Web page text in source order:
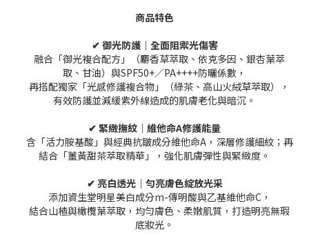
商品特色
✔ 御光防護｜全面阻禦光傷害
融合「御光複合配方」（麝香草萃取、依克多因、銀杏葉萃
取、甘油）與SPF50+／PA++++防曬係數，
再搭配獨家「光感修護複合物」（綠茶、高山火絨草萃取），
有效防護並減緩紫外線造成的肌膚老化與暗沉。
✔ 緊緻撫紋｜維他命A修護能量
含「活力胺基酸」與經典抗皺成分維他命A，深層修護細紋；再
結合「薑黃甜茶萃取精華」，強化肌膚彈性與緊緻度。
✔ 亮白透光｜勻亮膚色綻放光采
添加資生堂明星美白成分m-傳明酸與乙基維他命C，
結合山楂與橄欖葉萃取，均勻膚色、柔嫩肌質，打造明亮無瑕
底妝光。